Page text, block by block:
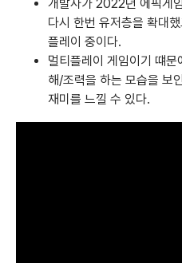
개발사가 2022년 에픽게
다시 한번 유저층을 확대
플레이 중이다.
멀티플레이 게임이기 떄
해/조력을 하는 모습을 보
재미를 느낄 수 있다.